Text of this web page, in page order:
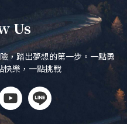
Us
，踏出夢想的第一步。一點勇
快樂，一點挑戰